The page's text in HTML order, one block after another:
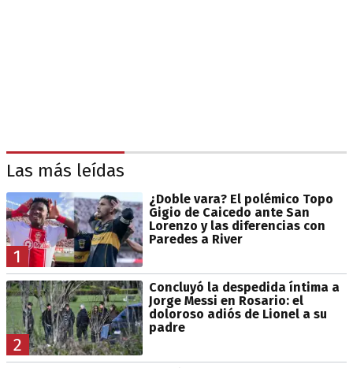
Las más leídas
1
¿Doble vara? El polémico Topo
Gigio de Caicedo ante San
Lorenzo y las diferencias con
Paredes a River
2
Concluyó la despedida íntima a
Jorge Messi en Rosario: el
doloroso adiós de Lionel a su
padre